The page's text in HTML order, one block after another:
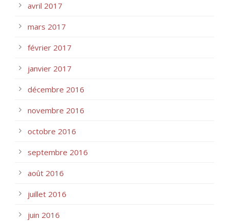
avril 2017
mars 2017
février 2017
janvier 2017
décembre 2016
novembre 2016
octobre 2016
septembre 2016
août 2016
juillet 2016
juin 2016